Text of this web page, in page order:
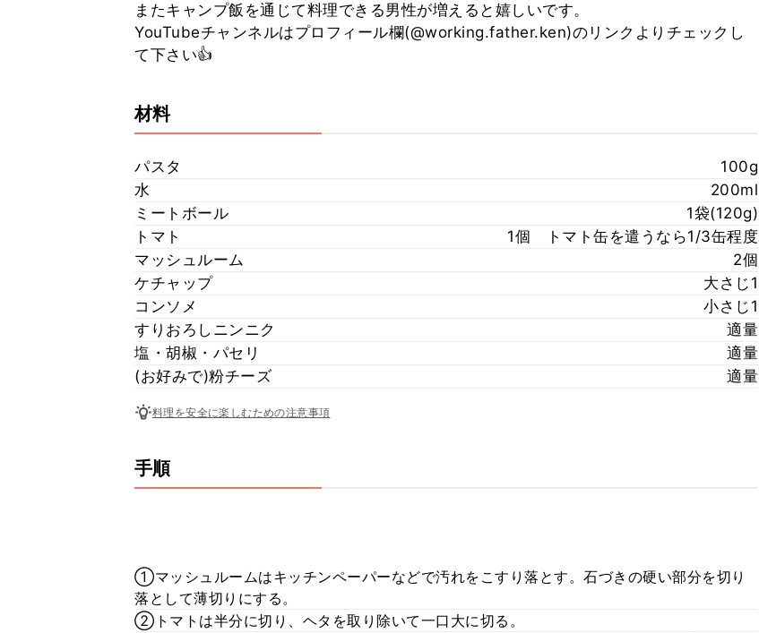
またキャンプ飯を通じて料理できる男性が増えると嬉しいです。
YouTubeチャンネルはプロフィール欄(@working.father.ken)のリンクよりチェックし
て下さい👍
材料
パスタ
100g
水
200ml
ミートボール
1袋(120g)
トマト
1個 トマト缶を遣うなら1/3缶程度
マッシュルーム
2個
ケチャップ
大さじ1
コンソメ
小さじ1
すりおろしニンニク
適量
塩・胡椒・パセリ
適量
(お好みで)粉チーズ
適量
料理を安全に楽しむための注意事項
手順
①マッシュルームはキッチンペーパーなどで汚れをこすり落とす。石づきの硬い部分を切り
落として薄切りにする。
②トマトは半分に切り、ヘタを取り除いて一口大に切る。